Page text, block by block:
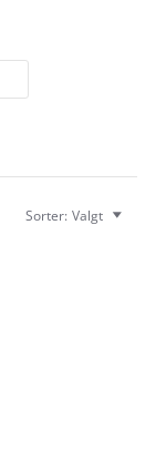
Sorter: Valgt